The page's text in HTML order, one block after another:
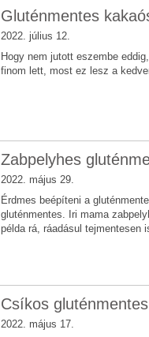
Gluténmentes
2022. július 12.
Hogy nem jutott eszembe
finom lett, most ez lesz a
Zabpelyhes
2022. május 29.
Érdmes beépíteni a
gluténmentes. Iri mama
példa rá, ráadásul tejmentesen
Csíkos
2022. május 17.